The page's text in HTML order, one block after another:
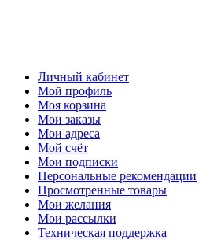
Личный кабинет
Мой профиль
Моя корзина
Мои заказы
Мои адреса
Мой счёт
Мои подписки
Персональные рекомендации
Просмотренные товары
Мои желания
Мои рассылки
Техническая поддержка